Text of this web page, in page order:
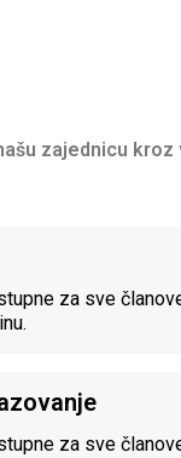
zajednicu
za sve
za sve